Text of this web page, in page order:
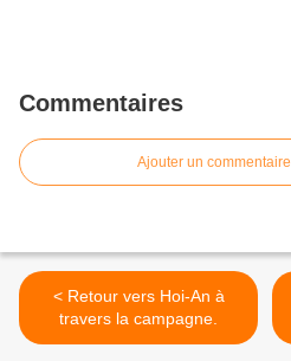
Commentaires
Ajouter un commentaire
< Retour vers Hoi-An à
travers la campagne.